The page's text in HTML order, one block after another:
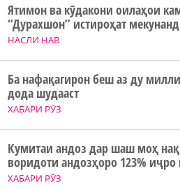
НАСЛИ НАВ
Ятимон ва кӯдакони оилаҳои
“Дурахшон” истироҳат мекунанд
ХАБАРИ РӮЗ
Ба нафақагирон беш аз ду
дода шудааст
ХАБАРИ РӮЗ
Кумитаи андоз дар шаш моҳ
воридоти андозҳоро 123% иҷро